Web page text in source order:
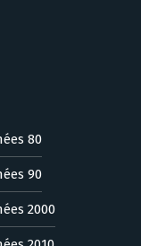
80
90
2000